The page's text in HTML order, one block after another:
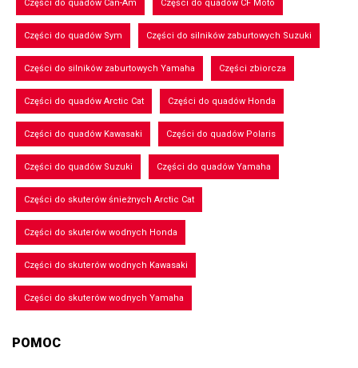
Części do quadów Can-Am Części do quadów CF Moto
Części do quadów Sym Części do silników zaburtowych Suzuki
Części do silników zaburtowych Yamaha Części zbiorcza
Części do quadów Arctic Cat Części do quadów Honda
Części do quadów Kawasaki Części do quadów Polaris
Części do quadów Suzuki Części do quadów Yamaha
Części do skuterów śnieżnych Arctic Cat
Części do skuterów wodnych Honda
Części do skuterów wodnych Kawasaki
Części do skuterów wodnych Yamaha
POMOC